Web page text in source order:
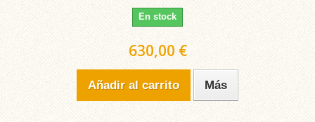
En stock
630,00 €
Añadir al carrito Más